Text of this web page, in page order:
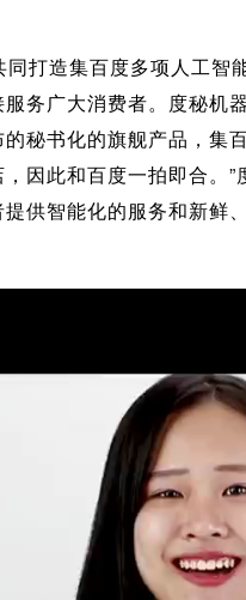
打造集百度多项人工智
务广大消费者。度秘机
秘书化的旗舰产品，集
因此和百度一拍即合。
供智能化的服务和新鲜